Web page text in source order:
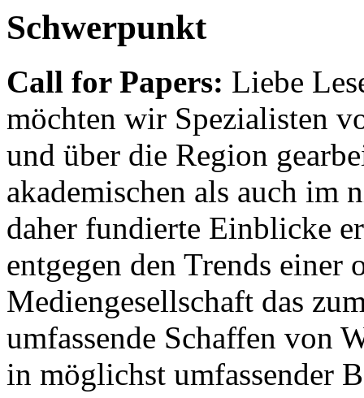
Schwerpunkt
Call for Papers: Liebe
möchten wir Spezialisten
und über die Region
akademischen als auch im
daher fundierte Einblicke
entgegen den Trends einer
Mediengesellschaft das
umfassende Schaffen von
in möglichst umfassender